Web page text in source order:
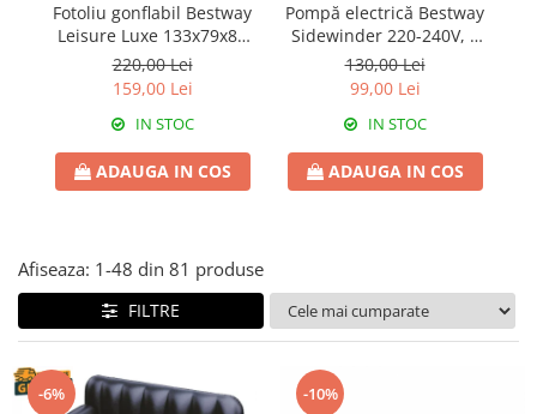
Fotoliu gonflabil Bestway
Leisure Luxe 133x79x88
cm
220,00 Lei
159,00 Lei
IN STOC
ADAUGA IN COS
Pompă electrică Bestway
Sidewinder 220-240V, 3
adaptoare, 12x10.5x14.8
cm
130,00 Lei
99,00 Lei
IN STOC
ADAUGA IN COS
Afiseaza: 1-48 din 81 produse
FILTRE
-6% -10%